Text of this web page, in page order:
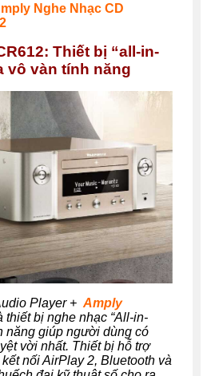
Nghe Nhạc CD
Thiết bị “all-in-
vô vàn tính năng
Player + Amply
thiết bị nghe nhạc “All-in-
năng giúp người dùng có
vời nhất. Thiết bị hỗ trợ
nối AirPlay 2, Bluetooth và